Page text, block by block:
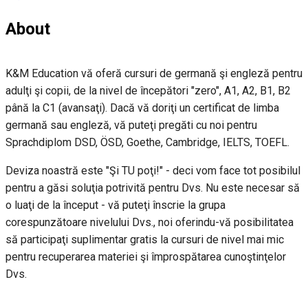
About
K&M Education vă oferă cursuri de germană şi engleză pentru
adulţi şi copii, de la nivel de începători "zero", A1, A2, B1, B2
până la C1 (avansaţi). Dacă vă doriţi un certificat de limba
germană sau engleză, vă puteţi pregăti cu noi pentru
Sprachdiplom DSD, ÖSD, Goethe, Cambridge, IELTS, TOEFL.
Deviza noastră este "Şi TU poţi!" - deci vom face tot posibilul
pentru a găsi soluţia potrivită pentru Dvs. Nu este necesar să
o luaţi de la început - vă puteţi înscrie la grupa
corespunzătoare nivelului Dvs., noi oferindu-vă posibilitatea
să participaţi suplimentar gratis la cursuri de nivel mai mic
pentru recuperarea materiei şi împrospătarea cunoştinţelor
Dvs.